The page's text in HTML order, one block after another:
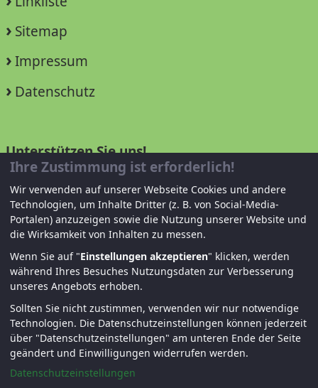
Sitemap
Impressum
Datenschutz
Unterstützen Sie uns!
Mitglied werden
Spenden und helfen
© KJF Regensburg – Alle Rechte vorbehalten. |
Fernwartung
Anmelden
Ihre Zustimmung ist erforderlich!
Wir verwenden auf unserer Webseite Cookies und andere
Technologien, um Inhalte Dritter (z. B. von Social-Media-
Portalen) anzuzeigen sowie die Nutzung unserer Website und
die Wirksamkeit von Inhalten zu messen.
Wenn Sie auf "Einstellungen akzeptieren" klicken, werden
während Ihres Besuches Nutzungsdaten zur Verbesserung
unseres Angebots erhoben.
Sollten Sie nicht zustimmen, verwenden wir nur notwendige
Technologien. Die Datenschutzeinstellungen können jederzeit
über "Datenschutzeinstellungen" am unteren Ende der Seite
geändert und Einwilligungen widerrufen werden.
Datenschutzeinstellungen